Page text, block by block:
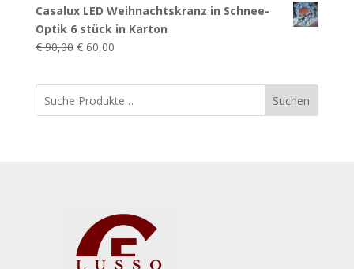
war:
€ 129,00
ist:
€ 85,00.
Casalux LED Weihnachtskranz in Schnee-
Optik 6 stück in Karton
€90,00 Ursprünglicher
war:
€ 90,00
€60,00Aktueller
ist:
€ 60,00.
Suchen